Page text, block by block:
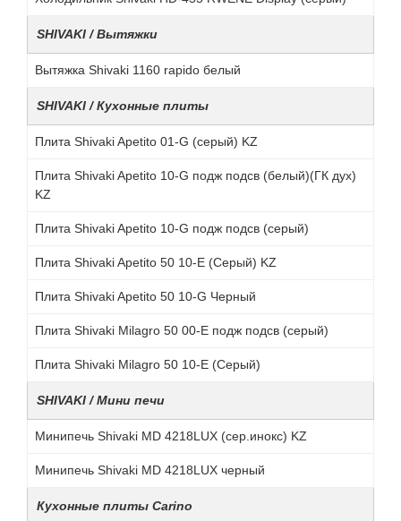
SHIVAKI / Вытяжки
Вытяжка Shivaki 1160 rapido белый
SHIVAKI / Кухонные плиты
Плита Shivaki Apetito 01-G (серый) KZ
Плита Shivaki Apetito 10-G подж подсв (белый)(ГК дух)
KZ
Плита Shivaki Apetito 10-G подж подсв (серый)
Плита Shivaki Apetito 50 10-E (Серый) KZ
Плита Shivaki Apetito 50 10-G Черный
Плита Shivaki Milagro 50 00-E подж подсв (серый)
Плита Shivaki Milagro 50 10-E (Серый)
SHIVAKI / Мини печи
Минипечь Shivaki MD 4218LUX (сер.инокс) KZ
Минипечь Shivaki MD 4218LUX черный
Кухонные плиты Carino